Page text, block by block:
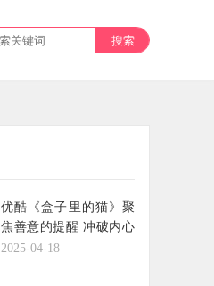
优酷《盒子里的猫》聚
焦善意的提醒 冲破内心
的禁锢创造新生活
2025-04-18